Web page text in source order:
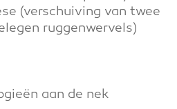
(verschuiving van twee
ruggenwervels)
aan de nek